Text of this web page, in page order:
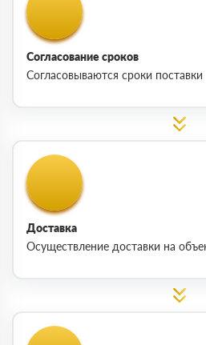
Согласование сроков
Согласовываются сроки поставки
Доставка
Осуществление доставки на